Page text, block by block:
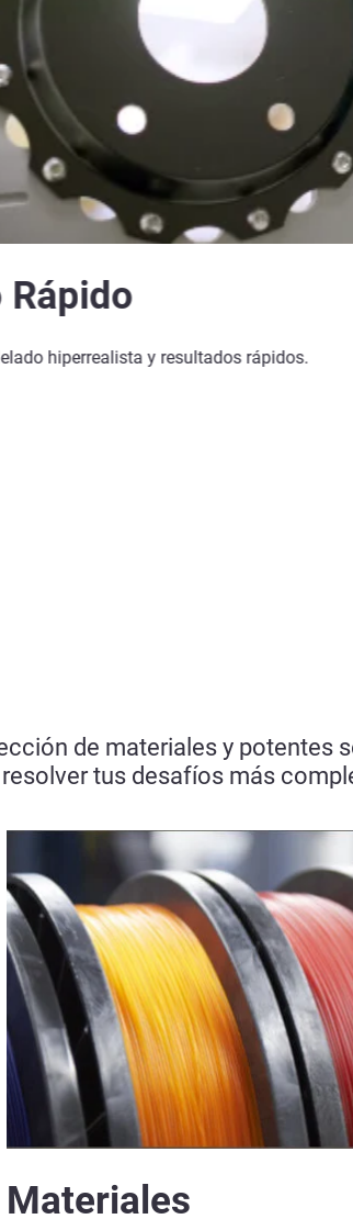
hiperrealista y resultados rápidos.
de materiales y
tus desafíos más
Materiales